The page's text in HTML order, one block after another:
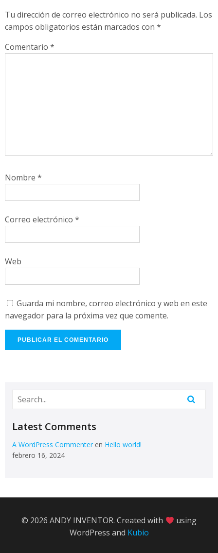
Tu dirección de correo electrónico no será publicada. Los
campos obligatorios están marcados con *
Comentario *
Nombre *
Correo electrónico *
Web
Guarda mi nombre, correo electrónico y web en este
navegador para la próxima vez que comente.
Latest Comments
A WordPress Commenter en Hello world!
febrero 16, 2024
© 2026 ANDY INVENTOR. Created with
using
WordPress and Kubio